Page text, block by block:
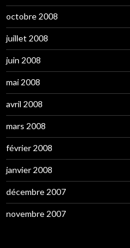
octobre 2008
juillet 2008
juin 2008
mai 2008
avril 2008
mars 2008
février 2008
janvier 2008
décembre 2007
novembre 2007